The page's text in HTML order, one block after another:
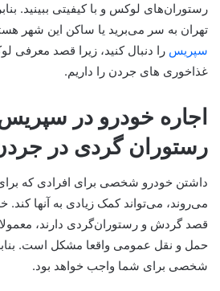
رستوران‌های لوکس و با کیفیتی ببینید.
تهران به سر می‌برید یا ساکن این شهر
سپریس را دنبال کنید، زیرا قصد معرفی
غذاخوری های جردن را داریم.
اجاره خودرو در
رستوران گردی در
داشتن خودرو شخصی برای افرادی که
می‌روند، می‌تواند کمک زیادی به آنها
قصد گردش و رستوران‌گردی دارند، معمولا
حمل و نقل عمومی واقعا مشکل است.
شخصی برای شما واجب خواهد بود.